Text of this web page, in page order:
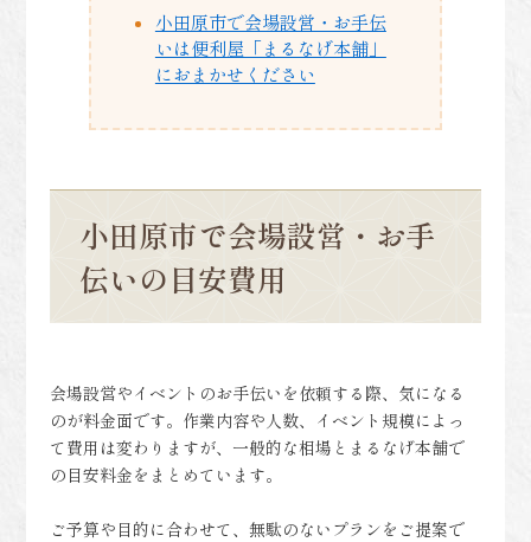
小田原市で会場設営・お手伝
いは便利屋「まるなげ本舗」
におまかせください
小田原市で会場設営・お手
伝いの目安費用
会場設営やイベントのお手伝いを依頼する際、気になる
のが料金面です。作業内容や人数、イベント規模によっ
て費用は変わりますが、一般的な相場とまるなげ本舗で
の目安料金をまとめています。
ご予算や目的に合わせて、無駄のないプランをご提案で